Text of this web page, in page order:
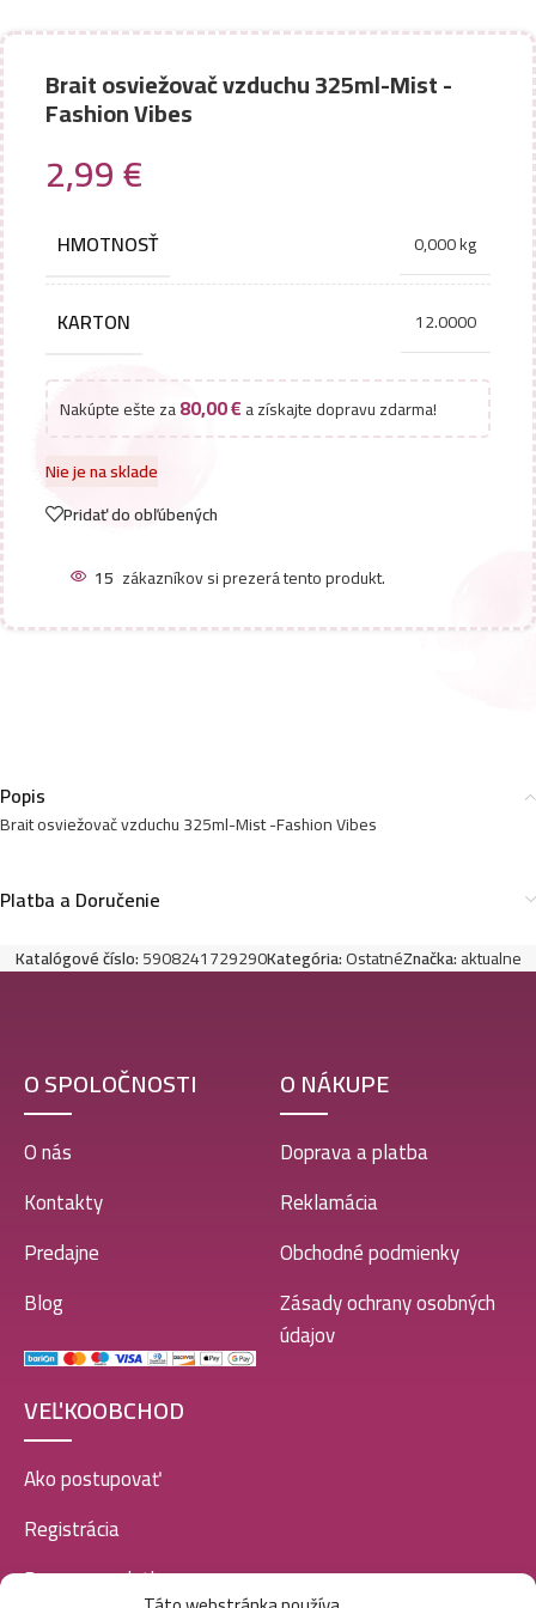
Brait osviežovač vzduchu 325ml-Mist -
Fashion Vibes
2,99€
HMOTNOSŤ 0,000 kg
KARTON 12.0000
Nakúpte ešte za80,00€a získajte dopravu zdarma!
Nie je na sklade
Pridať do obľúbených
15 zákazníkov si prezerá tento produkt.
Popis
Brait osviežovač vzduchu 325ml-Mist -Fashion Vibes
Platba a Doručenie
Katalógové číslo:5908241729290Kategória:OstatnéZnačka:aktualne
O SPOLOČNOSTI
O nás
Kontakty
Predajne
Blog
O NÁKUPE
Doprava a platba
Reklamácia
Obchodné podmienky
Zásady ochrany osobných
údajov
VEĽKOOBCHOD
Ako postupovať
Registrácia
Doprava a platba